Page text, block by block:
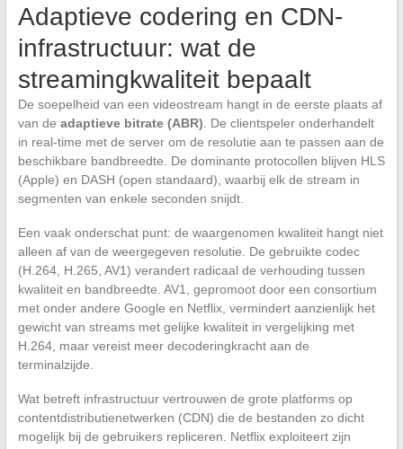
Adaptieve codering en CDN-
infrastructuur: wat de
streamingkwaliteit bepaalt
De soepelheid van een videostream hangt in de eerste plaats af
van de adaptieve bitrate (ABR) . De clientspeler onderhandelt
in real-time met de server om de resolutie aan te passen aan de
beschikbare bandbreedte. De dominante protocollen blijven HLS
(Apple) en DASH (open standaard), waarbij elk de stream in
segmenten van enkele seconden snijdt.
Een vaak onderschat punt: de waargenomen kwaliteit hangt niet
alleen af van de weergegeven resolutie. De gebruikte codec
(H.264, H.265, AV1) verandert radicaal de verhouding tussen
kwaliteit en bandbreedte. AV1, gepromoot door een consortium
met onder andere Google en Netflix, vermindert aanzienlijk het
gewicht van streams met gelijke kwaliteit in vergelijking met
H.264, maar vereist meer decoderingkracht aan de
terminalzijde.
Wat betreft infrastructuur vertrouwen de grote platforms op
contentdistributienetwerken (CDN) die de bestanden zo dicht
mogelijk bij de gebruikers repliceren. Netflix exploiteert zijn